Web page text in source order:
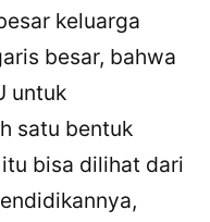
keluarga
besar, bahwa
untuk
satu bentuk
bisa dilihat dari